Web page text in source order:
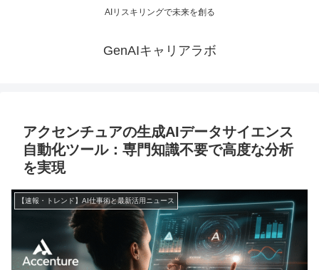
AIリスキリングで未来を創る
GenAIキャリアラボ
アクセンチュアの生成AIデータサイエンス
自動化ツール：専門知識不要で高度な分析
を実現
【速報・トレンド】AI仕事術と最新活用ニュース